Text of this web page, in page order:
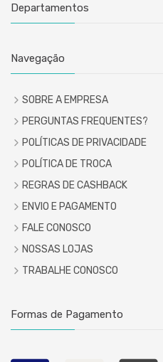
Departamentos
Navegação
SOBRE A EMPRESA
PERGUNTAS FREQUENTES?
POLÍTICAS DE PRIVACIDADE
POLÍTICA DE TROCA
REGRAS DE CASHBACK
ENVIO E PAGAMENTO
FALE CONOSCO
NOSSAS LOJAS
TRABALHE CONOSCO
Formas de Pagamento